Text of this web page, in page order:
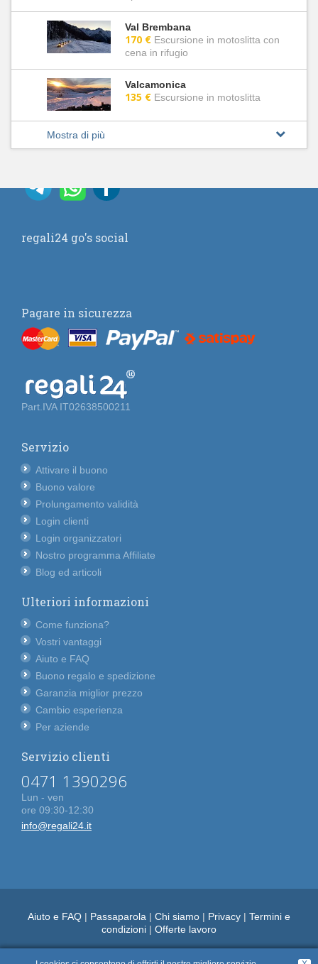
Val Brembana
170 € Escursione in motoslitta con
cena in rifugio
Valcamonica
135 € Escursione in motoslitta
Mostra di più
regali24 go's social
Pagare in sicurezza
Part.IVA IT02638500211
Servizio
Attivare il buono
Buono valore
Prolungamento validità
Login clienti
Login organizzatori
Nostro programma Affiliate
Blog ed articoli
Ulteriori informazioni
Come funziona?
Vostri vantaggi
Aiuto e FAQ
Buono regalo e spedizione
Garanzia miglior prezzo
Cambio esperienza
Per aziende
Servizio clienti
0471 1390296
Lun - ven
ore 09:30-12:30
info@regali24.it
Aiuto e FAQ | Passaparola | Chi siamo | Privacy | Termini e
condizioni | Offerte lavoro